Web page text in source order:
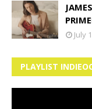
July
PLAYLIST